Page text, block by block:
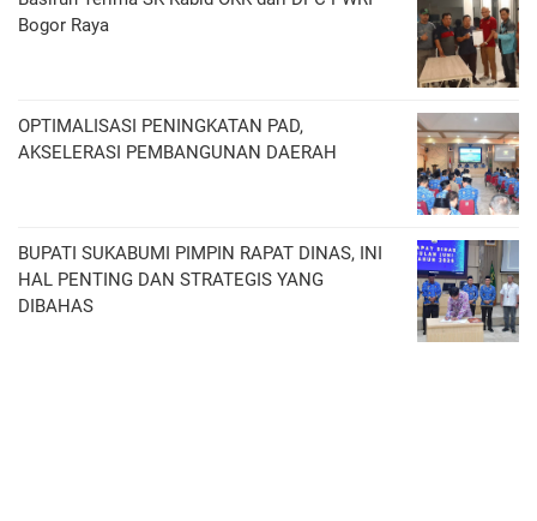
Bogor Raya
OPTIMALISASI PENINGKATAN PAD,
AKSELERASI PEMBANGUNAN DAERAH
BUPATI SUKABUMI PIMPIN RAPAT DINAS, INI
HAL PENTING DAN STRATEGIS YANG
DIBAHAS